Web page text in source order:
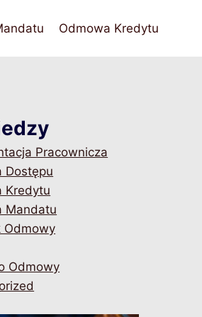
Odmowa Kredytu
Pracownicza
Dostępu
Kredytu
Mandatu
Odmowy
Odmowy